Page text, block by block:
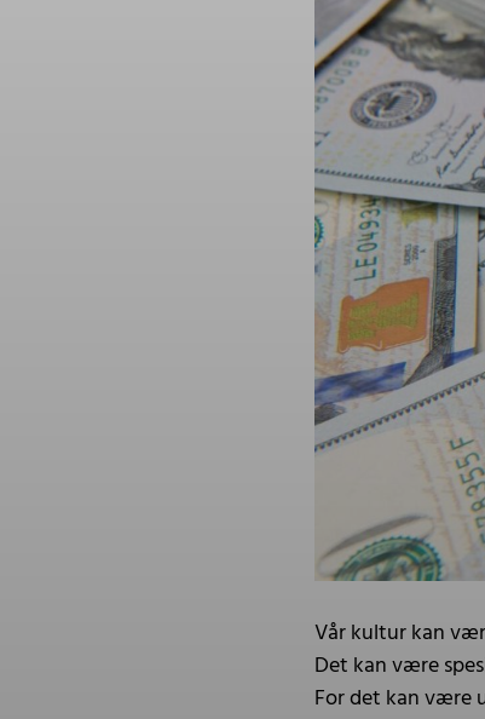
Vår kultur kan
Det kan være
For det kan være